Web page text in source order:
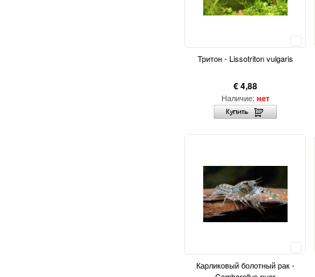
Тритон - Lissotriton vulgaris
€ 4,88
Наличие: нет
Карликовый болотный рак -